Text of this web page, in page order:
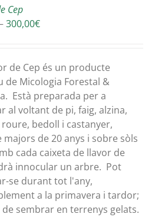
Cep
300,00€Interval
30,00€
a
300,00€
de Cep és un producte
de Micologia Forestal &
Està preparada per a
al voltant de pi, faig, alzina,
bedoll i castanyer,
majors de 20 anys i sobre sòls
cada caixeta de llavor de
innocular un arbre. Pot
se durant tot l'any,
a la primavera i tardor;
de sembrar en terrenys gelats.